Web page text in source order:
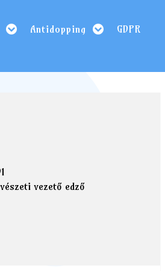
Antidopping GDPR
vezető edző